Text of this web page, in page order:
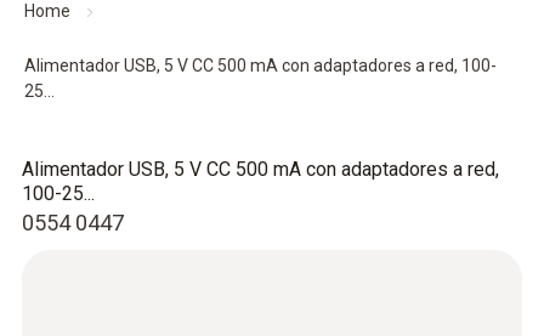
Home
Alimentador USB, 5 V CC 500 mA con adaptadores a red, 100-
25...
0554 0447
Alimentador USB, 5 V CC 500 mA con adaptadores a red,
100-25...